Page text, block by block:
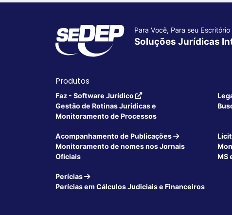
Para Você, Para seu Escritório
Soluções Jurídicas
Produtos
Faz - Software Jurídico
Gestão de Rotinas Jurídicas e
Monitoramento de Processos
Acompanhamento de Publicações
Monitoramento de nomes nos Jornais
Oficiais
MS
Perícias
Perícias em Cálculos Judiciais e Financeiros